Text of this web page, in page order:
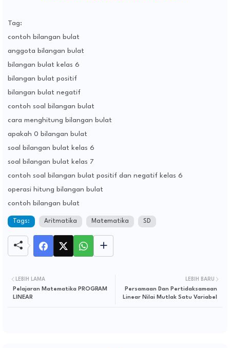
Tag:
contoh bilangan bulat
anggota bilangan bulat
bilangan bulat kelas 6
bilangan bulat positif
bilangan bulat negatif
contoh soal bilangan bulat
cara menghitung bilangan bulat
apakah 0 bilangan bulat
soal bilangan bulat kelas 6
soal bilangan bulat kelas 7
contoh soal bilangan bulat positif dan negatif kelas 6
operasi hitung bilangan bulat
contoh bilangan bulat
Tags: Aritmatika Matematika SD
LEBIH BARU
Persamaan Dan Pertidaksamaan
Linear Nilai Mutlak Satu Variabel
LEBIH LAMA
Pelajaran Matematika PROGRAM
LINEAR